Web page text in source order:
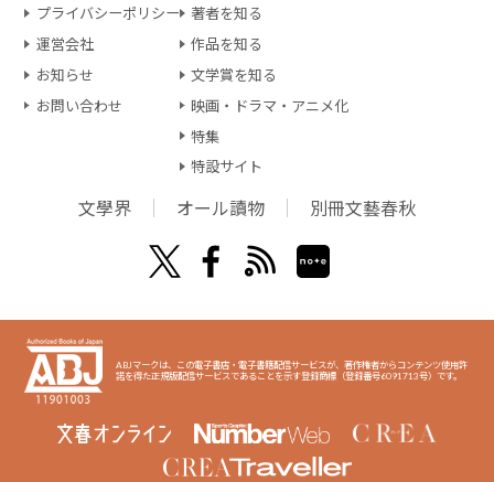
プライバシーポリシー
運営会社
お知らせ
お問い合わせ
著者を知る
作品を知る
文学賞を知る
映画・ドラマ・アニメ化
特集
特設サイト
文學界 オール讀物 別冊文藝春秋
ABJマークは、この電子書店・電子書籍配信サービスが、著作権者からコンテンツ使用許
諾を得た正規版配信サービスであることを示す登録商標（登録番号6091713号）です。